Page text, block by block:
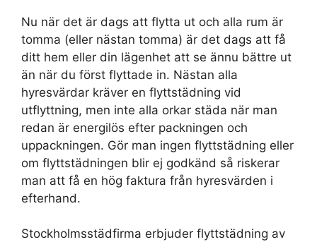
Nu när det är dags att flytta ut och alla rum är
tomma (eller nästan tomma) är det dags att få
ditt hem eller din lägenhet att se ännu bättre ut
än när du först flyttade in. Nästan alla
hyresvärdar kräver en flyttstädning vid
utflyttning, men inte alla orkar städa när man
redan är energilös efter packningen och
uppackningen. Gör man ingen flyttstädning eller
om flyttstädningen blir ej godkänd så riskerar
man att få en hög faktura från hyresvärden i
efterhand.
Stockholmsstädfirma erbjuder flyttstädning av